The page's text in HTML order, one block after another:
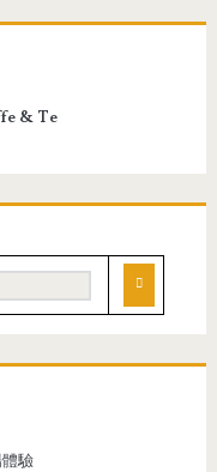
& Te
驗